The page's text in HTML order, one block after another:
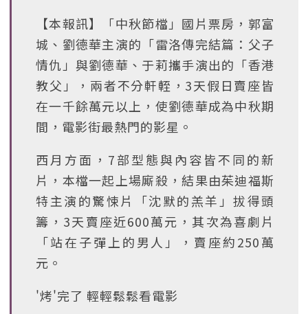
【本報訊】「中秋節檔」國片票房，郭富
城、劉德華主演的「雷洛傳完結篇：父子
情仇」與劉德華、于莉攜手演出的「香港
教父」，兩者不分軒輊，3天假日賣座皆
在一千餘萬元以上，使劉德華成為中秋期
間，電影街最熱門的影星。
西月方面，7部型態與內容皆不同的新
片，本檔一起上場廝殺，結果由茱迪福斯
特主演的驚悚片「沈默的羔羊」拔得頭
籌，3天賣座近600萬元，其次為喜劇片
「站在子彈上的男人」，賣座約250萬
元。
'烤'完了 輕輕鬆鬆看電影